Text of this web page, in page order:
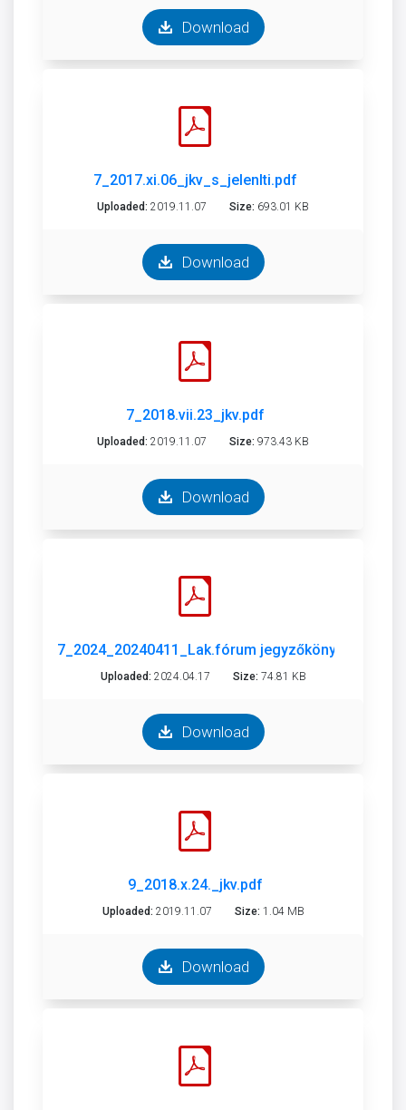
Download
7_2017.xi.06_jkv_s_jelenlti.pdf
Uploaded: 2019.11.07 Size: 693.01 KB
Download
7_2018.vii.23_jkv.pdf
Uploaded: 2019.11.07 Size: 973.43 KB
Download
7_2024_20240411_Lak.fórum jegyzőkönyv_SZTM
Uploaded: 2024.04.17 Size: 74.81 KB
Download
9_2018.x.24._jkv.pdf
Uploaded: 2019.11.07 Size: 1.04 MB
Download